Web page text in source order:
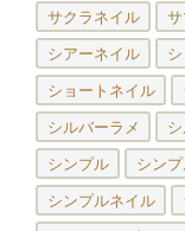
サクラネイル
シアーネイル
ショートネイル
シルバーラメ
シンプル シン
シンプルネイル